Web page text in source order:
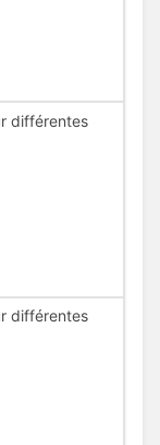
différentes
différentes